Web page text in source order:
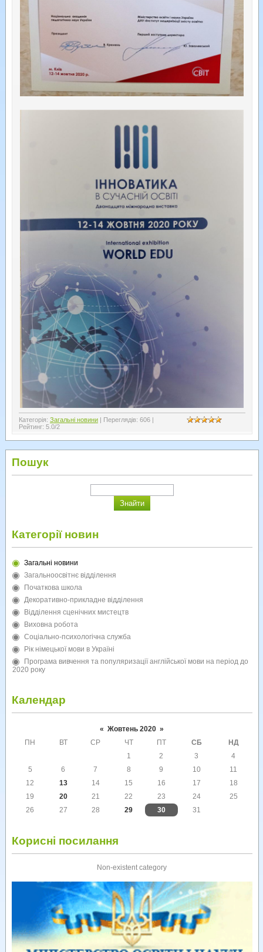
Категорія: Загальні новини| Переглядів: 606 |
Рейтинг: 5.0/2
Пошук
Категорії новин
Загальні новини
Загальноосвітнє відділення
Початкова школа
Декоративно-прикладне відділення
Відділення сценічних мистецтв
Виховна робота
Соціально-психологічна служба
Рік німецької мови в Україні
Програма вивчення та популяризації англійської мови на період до
2020 року
Календар
« Жовтень 2020 »
ПН
ВТ СР ЧТ ПТ СБ
НД
1
2 3
4
5
6 7 8 9 10
11
12
13 14 15 16 17
18
19
20 21 22 23 24
25
26
27 28 29 30 31
Корисні посилання
Non-existent category